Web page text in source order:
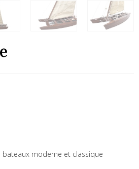
moderne et classique